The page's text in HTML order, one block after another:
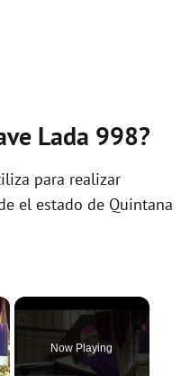
Lada 998?
para realizar
el estado de Quintana
×
Now Playing